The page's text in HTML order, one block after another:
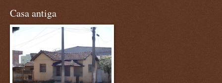
Casa antiga